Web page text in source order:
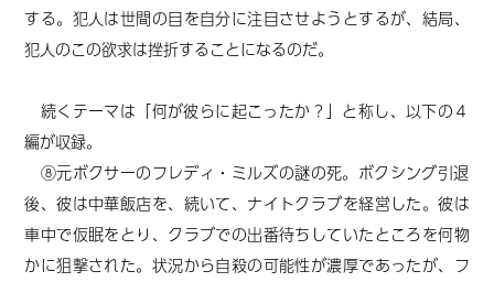
する。犯人は世間の目を自分に注目させようとするが、結局、
犯人のこの欲求は挫折することになるのだ。
続くテーマは「何が彼らに起こったか？」と称し、以下の４
編が収録。
⑧元ボクサーのフレディ・ミルズの謎の死。ボクシング引退
後、彼は中華飯店を、続いて、ナイトクラブを経営した。彼は
車中で仮眠をとり、クラブでの出番待ちしていたところを何物
かに狙撃された。状況から自殺の可能性が濃厚であったが、フ